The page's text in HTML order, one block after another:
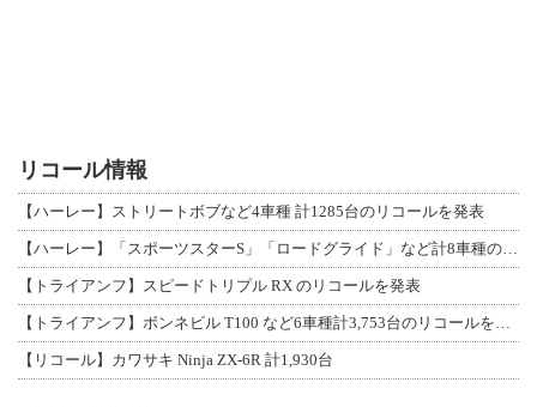
リコール情報
【ハーレー】ストリートボブなど4車種 計1285台のリコールを発表
【ハーレー】「スポーツスターS」「ロードグライド」など計8車種のリコールを発表
【トライアンフ】スピードトリプル RX のリコールを発表
【トライアンフ】ボンネビル T100 など6車種計3,753台のリコールを発表
【リコール】カワサキ Ninja ZX-6R 計1,930台